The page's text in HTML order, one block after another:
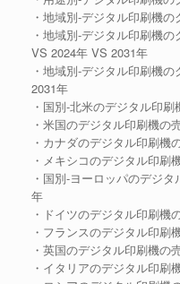
・地域別-デジタル印刷機
・地域別-デジタル印刷機
VS 2024年 VS 2031年
・地域別-デジタル印刷機
2031年
・国別-北米のデジタル印
・米国のデジタル印刷機の
・カナダのデジタル印刷機
・メキシコのデジタル印刷
・国別-ヨーロッパのデジ
年
・ドイツのデジタル印刷機
・フランスのデジタル印刷
・英国のデジタル印刷機の
・イタリアのデジタル印刷